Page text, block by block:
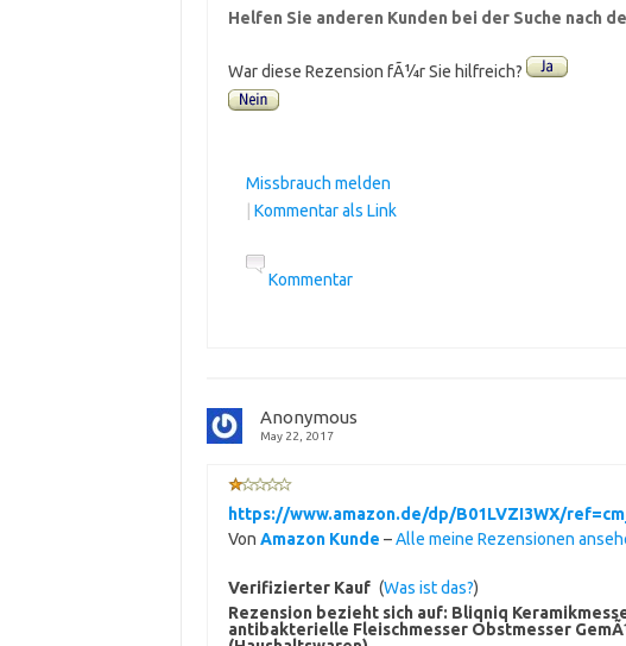
Helfen Sie anderen Kunden bei der Suche nach
War diese Rezension fÃ¼r Sie hilfreich?
Missbrauch melden
Kommentar als Link
Kommentar
Anonymous
May 22, 2017
https://www.amazon.de/dp/B01LVZI3WX/
Von Amazon Kunde –Alle meine Rezensionen
Verifizierter Kauf (Was ist das?)
Rezension bezieht sich auf: Bliqniq
antibakterielle Fleischmesser Obstmesser